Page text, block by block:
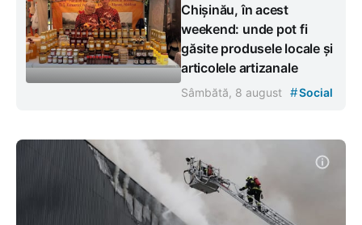
Chișinău, în acest
weekend: unde pot fi
găsite produsele locale și
articolele artizanale
Sâmbătă, 8 august #Social